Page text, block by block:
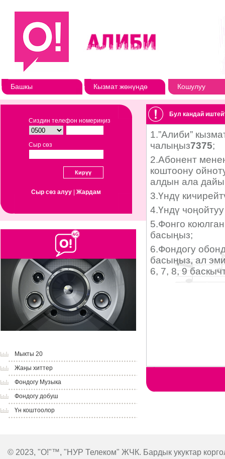
Башкы Кызмат жөнүндө Кошулуу
Сиздин телефон номериңиз
Сыр сөз
Сыр сөз алуу Жардам
Мыкты 20
Жаңы хиттер
Фондогу Музыка
Фондогу добуш
Үн коштоолор
Бул кандай
© 2023, "O!"™, "НУР Телеком" ЖЧК. Бардык укуктар